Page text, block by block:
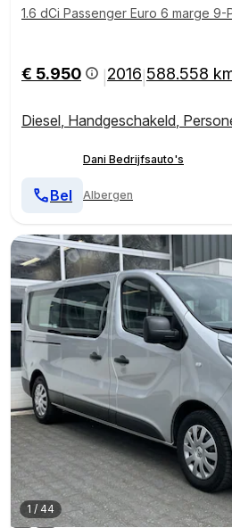
1.6 dCi Passenger Euro 6 marge 9-
€ 5.950 2016 588.558
Diesel, Handgeschakeld,
Dani Bedrijfsauto's
Albergen
Bel
1 / 44